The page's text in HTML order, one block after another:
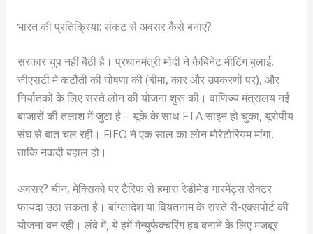
भारत की प्रतिक्रिया: संकट से अवसर कैसे बनाएं?
सरकार चुप नहीं बैठी है। प्रधानमंत्री मोदी ने कैबिनेट मीटिंग बुलाई,
जीएसटी में कटौती की घोषणा की (बीमा, कार और उपकरणों पर), और
निर्यातकों के लिए सस्ते लोन की योजना शुरू की। वाणिज्य मंत्रालय नई
बाजारों की तलाश में जुटा है – यूके के साथ FTA साइन हो चुका, यूरोपीय
संघ से बात चल रही। FIEO ने एक साल का लोन मोरेटोरियम मांगा,
ताकि नकदी बहाल हो।
अवसर? चीन, मेक्सिको पर टैरिफ से हमारा रेडीमेड गारमेंट्स सेक्टर
फायदा उठा सकता है। बांग्लादेश या वियतनाम के रास्ते री-एक्सपोर्ट की
योजना बन रही। लंबे में, ये हमें मैन्युफैक्चरिंग हब बनाने के लिए मजबूर